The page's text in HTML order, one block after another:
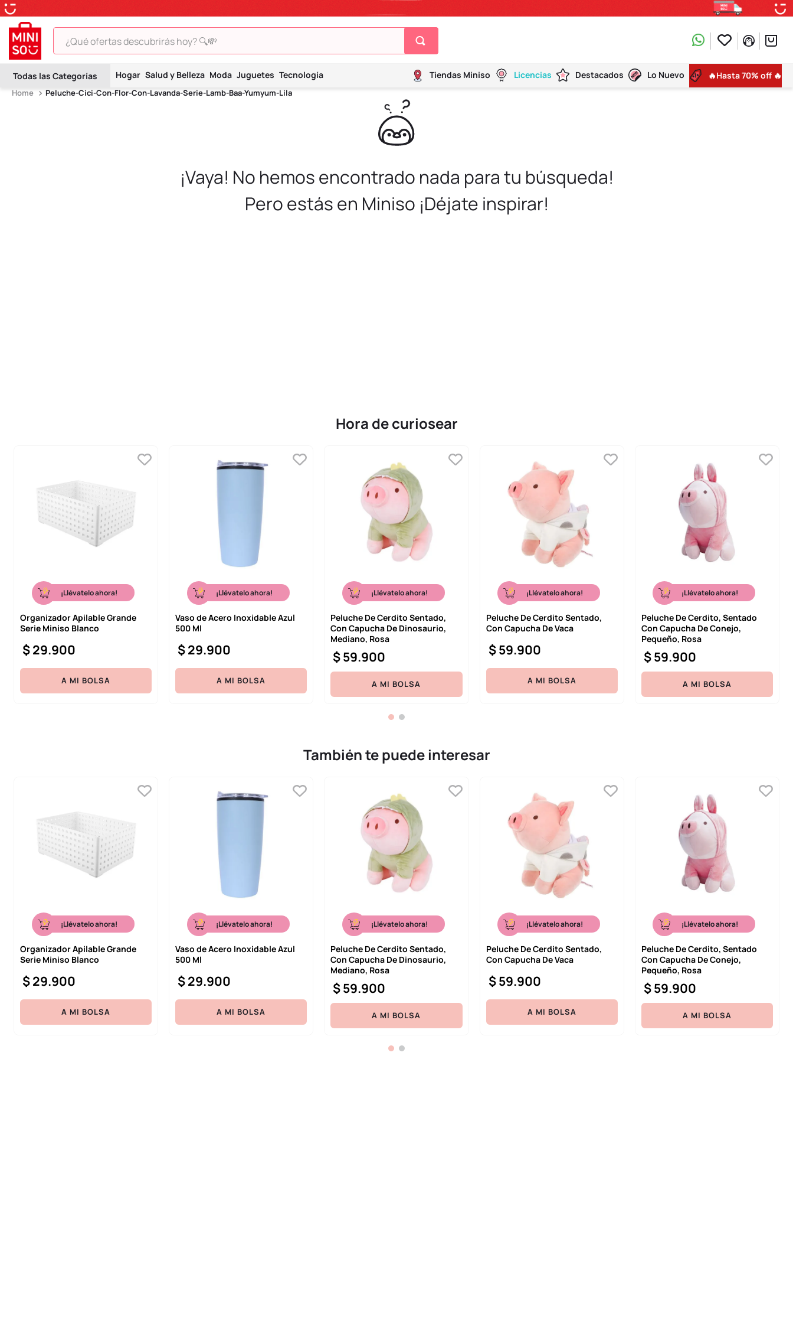
¿Qué ofertas descubrirás hoy? 🔍💸
Hogar Salud y Belleza Moda Juguetes Tecnología Tiendas Miniso Licencias Destacados Lo Nuevo 🔥Hasta 70% off 🔥
Peluche-Cici-Con-Flor-Con-Lavanda-Serie-Lamb-Baa-Yumyum-Lila
¡Vaya! No hemos encontrado nada para tu búsqueda!
Pero estás en Miniso ¡Déjate inspirar!
Hora de curiosear
¡Llévatelo ahora!
Organizador Apilable Grande
Serie Miniso Blanco
$29.900
A MI BOLSA
¡Llévatelo ahora!
Vaso de Acero Inoxidable Azul
500 Ml
$29.900
A MI BOLSA
¡Llévatelo ahora!
Peluche De Cerdito Sentado,
Con Capucha De Dinosaurio,
Mediano, Rosa
$59.900
A MI BOLSA
¡Llévatelo ahora!
Peluche De Cerdito Sentado,
Con Capucha De Vaca
$59.900
A MI BOLSA
¡Llévatelo ahora!
Peluche De Cerdito, Sentado
Con Capucha De Conejo,
Pequeño, Rosa
$59.900
A MI BOLSA
También te puede interesar
¡Llévatelo ahora!
Organizador Apilable Grande
Serie Miniso Blanco
$29.900
A MI BOLSA
¡Llévatelo ahora!
Vaso de Acero Inoxidable Azul
500 Ml
$29.900
A MI BOLSA
¡Llévatelo ahora!
Peluche De Cerdito Sentado,
Con Capucha De Dinosaurio,
Mediano, Rosa
$59.900
A MI BOLSA
¡Llévatelo ahora!
Peluche De Cerdito Sentado,
Con Capucha De Vaca
$59.900
A MI BOLSA
¡Llévatelo ahora!
Peluche De Cerdito, Sentado
Con Capucha De Conejo,
Pequeño, Rosa
$59.900
A MI BOLSA
TÉRMINOS MÁS BUSCADOS